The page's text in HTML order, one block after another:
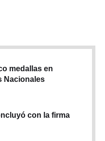
medallas en
Nacionales
con la firma